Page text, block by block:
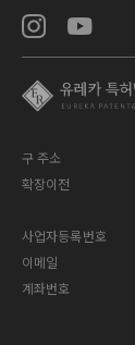
구 주소
확장이전
사업자등록번호
이메일
계좌번호